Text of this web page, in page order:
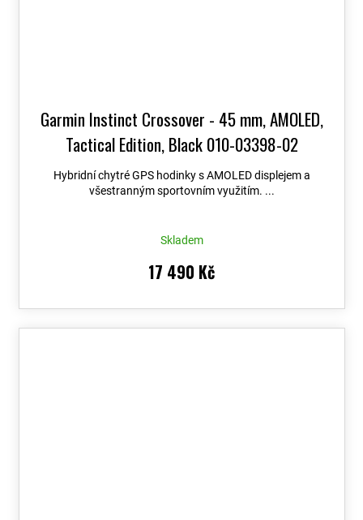
Garmin Instinct Crossover - 45 mm, AMOLED,
Tactical Edition, Black 010-03398-02
Hybridní chytré GPS hodinky s AMOLED displejem a
všestranným sportovním využitím. ...
Skladem
17 490 Kč